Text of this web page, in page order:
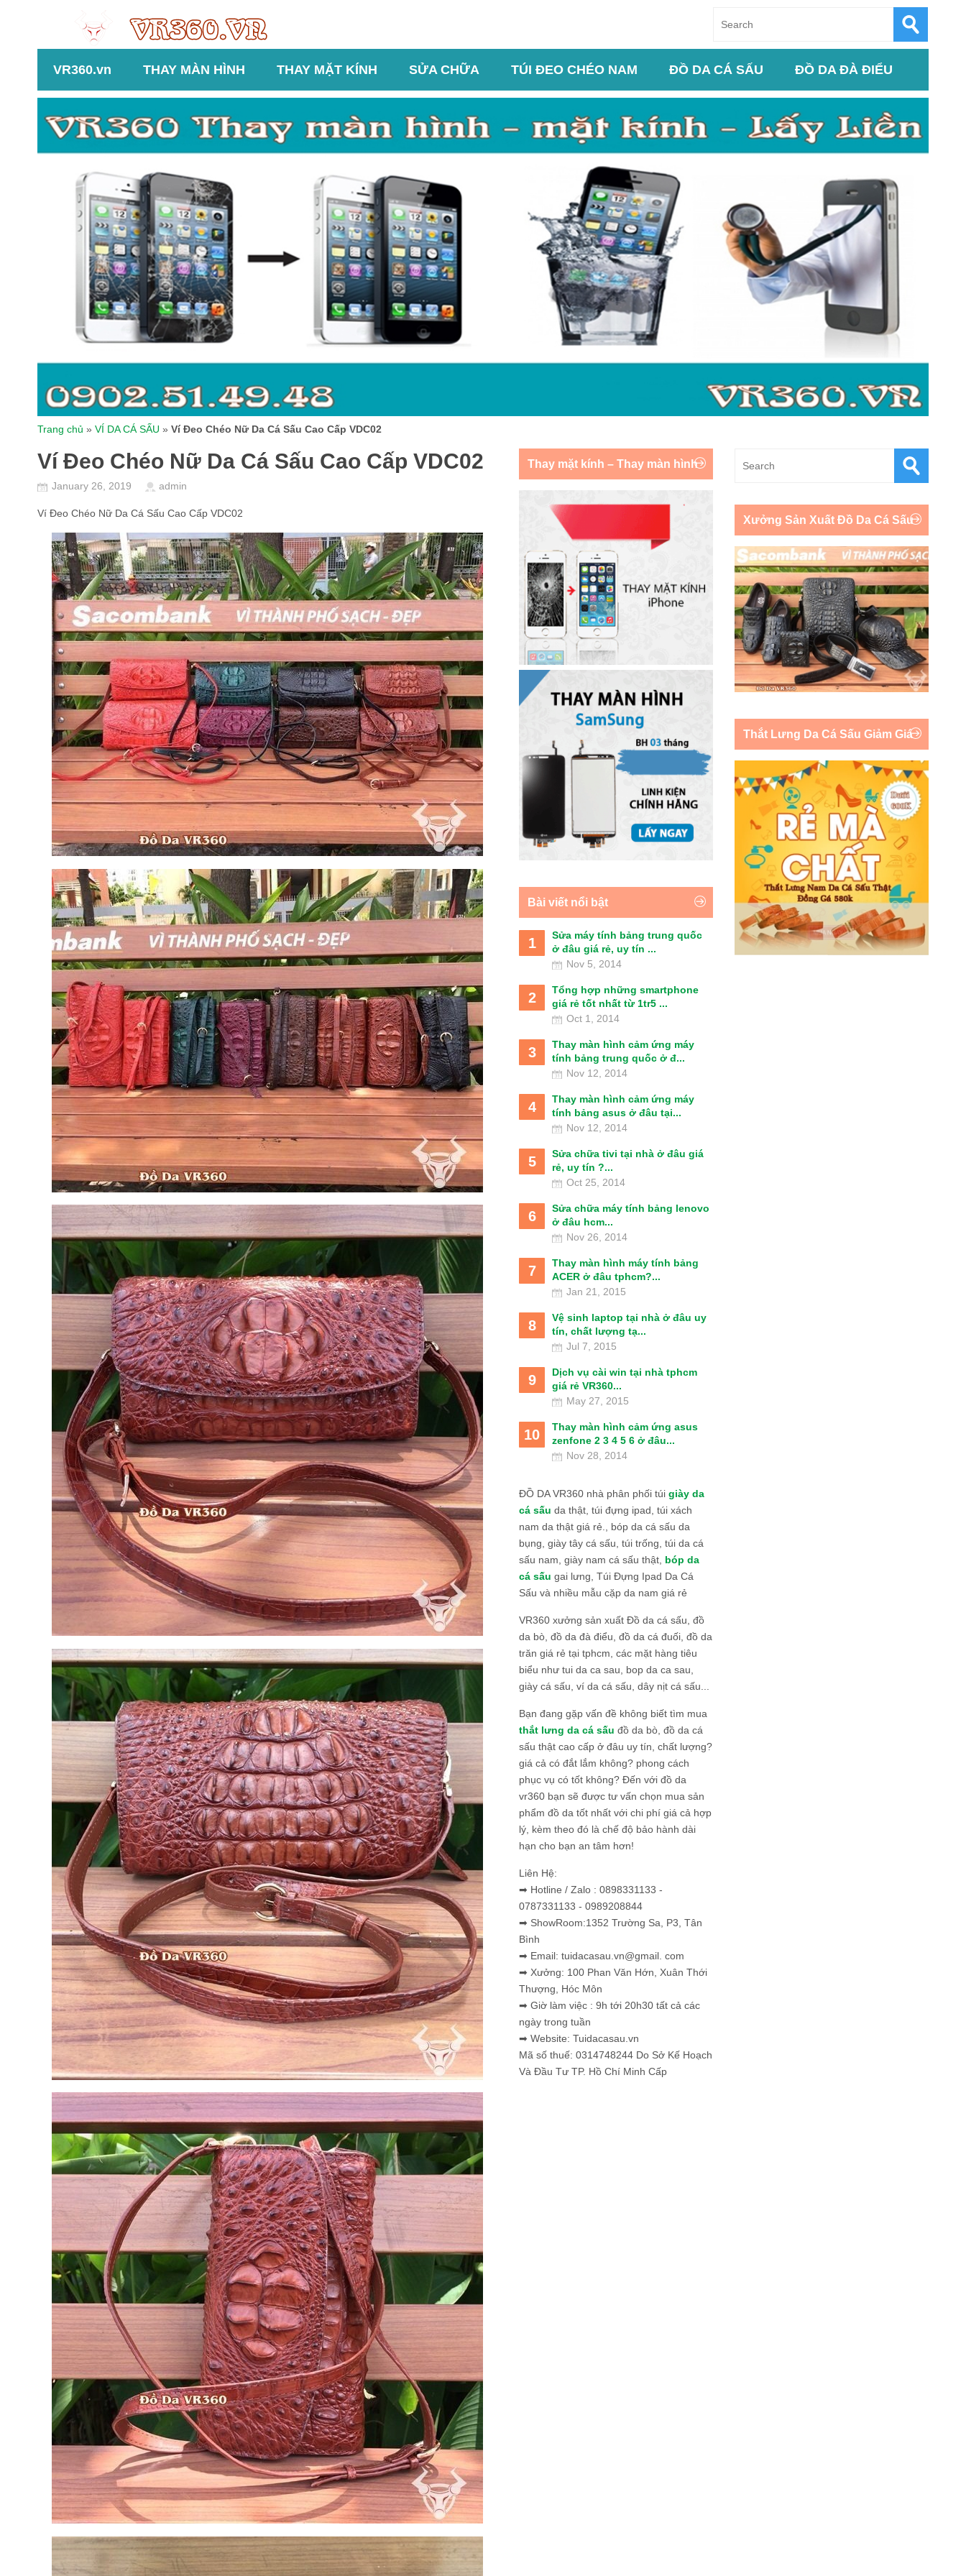
VR360.vn THAY MÀN HÌNH THAY MẶT KÍNH SỬA CHỮA TÚI ĐEO CHÉO NAM ĐỒ DA CÁ SẤU ĐỒ DA ĐÀ ĐIỂU
Trang chủ » VÍ DA CÁ SẤU » Ví Đeo Chéo Nữ Da Cá Sấu Cao Cấp VDC02
Ví Đeo Chéo Nữ Da Cá Sấu Cao Cấp VDC02
January 26, 2019 admin
Ví Đeo Chéo Nữ Da Cá Sấu Cao Cấp VDC02
Thay mặt kính – Thay màn hình
Bài viết nổi bật
1
Sửa máy tính bảng trung quốc
ở đâu giá rẻ, uy tín ...
Nov 5, 2014
2
Tổng hợp những smartphone
giá rẻ tốt nhất từ 1tr5 ...
Oct 1, 2014
3
Thay màn hình cảm ứng máy
tính bảng trung quốc ở đ...
Nov 12, 2014
4
Thay màn hình cảm ứng máy
tính bảng asus ở đâu tại...
Nov 12, 2014
5
Sửa chữa tivi tại nhà ở đâu giá
rẻ, uy tín ?...
Oct 25, 2014
6
Sửa chữa máy tính bảng lenovo
ở đâu hcm...
Nov 26, 2014
7
Thay màn hình máy tính bảng
ACER ở đâu tphcm?...
Jan 21, 2015
8
Vệ sinh laptop tại nhà ở đâu uy
tín, chất lượng tạ...
Jul 7, 2015
9
Dịch vụ cài win tại nhà tphcm
giá rẻ VR360...
May 27, 2015
10
Thay màn hình cảm ứng asus
zenfone 2 3 4 5 6 ở đâu...
Nov 28, 2014
ĐỒ DA VR360 nhà phân phối túi giày da
cá sấu da thật, túi đựng ipad, túi xách
nam da thật giá rẻ., bóp da cá sấu da
bụng, giày tây cá sấu, túi trống, túi da cá
sấu nam, giày nam cá sấu thật, bóp da
cá sấu gai lưng, Túi Đựng Ipad Da Cá
Sấu và nhiều mẫu cặp da nam giá rẻ
VR360 xưởng sản xuất Đồ da cá sấu, đồ
da bò, đồ da đà điểu, đồ da cá đuối, đồ da
trăn giá rẻ tại tphcm, các mặt hàng tiêu
biểu như tui da ca sau, bop da ca sau,
giày cá sấu, ví da cá sấu, dây nịt cá sấu...
Bạn đang gặp vấn đề không biết tìm mua
thắt lưng da cá sấu đồ da bò, đồ da cá
sấu thật cao cấp ở đâu uy tín, chất lượng?
giá cả có đắt lắm không? phong cách
phục vụ có tốt không? Đến với đồ da
vr360 bạn sẽ được tư vấn chọn mua sản
phẩm đồ da tốt nhất với chi phí giá cả hợp
lý, kèm theo đó là chế độ bảo hành dài
hạn cho bạn an tâm hơn!
Liên Hệ:
➡ Hotline / Zalo : 0898331133 -
0787331133 - 0989208844
➡ ShowRoom:1352 Trường Sa, P3, Tân
Bình
➡ Email: tuidacasau.vn@gmail. com
➡ Xưởng: 100 Phan Văn Hớn, Xuân Thới
Thượng, Hóc Môn
➡ Giờ làm việc : 9h tới 20h30 tất cả các
ngày trong tuần
➡ Website: Tuidacasau.vn
Mã số thuế: 0314748244 Do Sở Kế Hoạch
Và Đầu Tư TP. Hồ Chí Minh Cấp
Xưởng Sản Xuất Đồ Da Cá Sấu
Thắt Lưng Da Cá Sấu Giảm Giá